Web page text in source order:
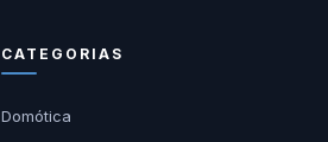
CATEGORIAS
Domótica